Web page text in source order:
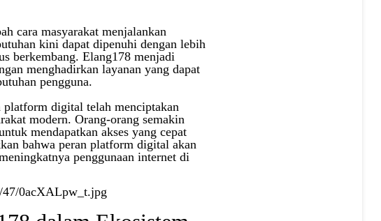
cara masyarakat menjalankan
kini dapat dipenuhi dengan lebih
berkembang. Elang178 menjadi
menghadirkan layanan yang dapat
pengguna.
digital telah menciptakan
modern. Orang-orang semakin
mendapatkan akses yang cepat
bahwa peran platform digital akan
penggunaan internet di